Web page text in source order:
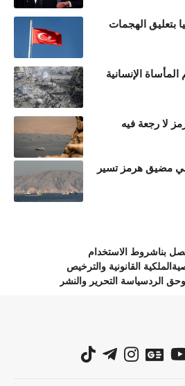
بتعليق الهجمات
الإنسانية
لا رجعة فيه
مضيق هرمز تسير
بناشروط الاستخدام
الملكية القانونية والترخيص
الردسياسة التحرير والنشر